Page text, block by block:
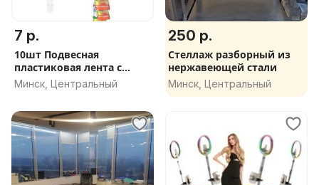
7 р.
10шт Подвесная
пластиковая лента с
крючками
Минск, Центральный
250 р.
Стеллаж разборный из
нержавеющей стали
Минск, Центральный